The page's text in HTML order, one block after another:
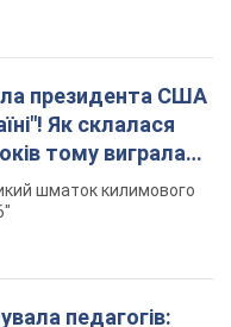
президента США
Як склалася
тому виграла
шматок килимового
педагогів: